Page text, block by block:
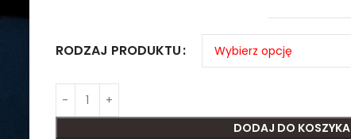
RODZAJ PRODUKTU
DODAJ DO KOSZYKA